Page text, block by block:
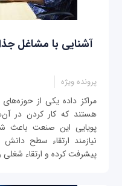
آشنایی با مشاغل
پرونده ویژه
مراکز داده یکی از
هستند که کار کردن در
پویایی این صنعت باعث
نیازمند ارتقاء سطح
پیشرفت کرده و ارتقاء شغلی